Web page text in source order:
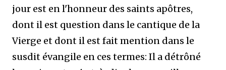
jour est en l'honneur des saints apôtres,
dont il est question dans le cantique de la
Vierge et dont il est fait mention dans le
susdit évangile en ces termes: Il a détrôné